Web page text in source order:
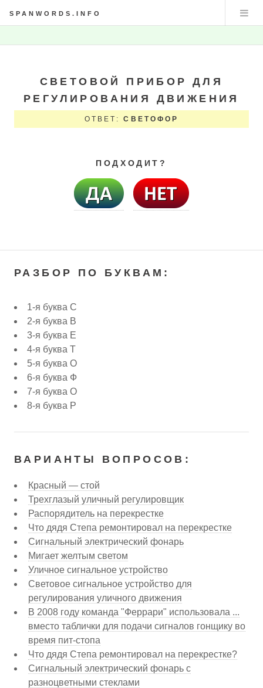
SPANWORDS.INFO
СВЕТОВОЙ ПРИБОР ДЛЯ
РЕГУЛИРОВАНИЯ ДВИЖЕНИЯ
ОТВЕТ:СВЕТОФОР
ПОДХОДИТ?
РАЗБОР ПО БУКВАМ:
1-я буква С
2-я буква В
3-я буква Е
4-я буква Т
5-я буква О
6-я буква Ф
7-я буква О
8-я буква Р
ВАРИАНТЫ ВОПРОСОВ:
Красный — стой
Трехглазый уличный регулировщик
Распорядитель на перекрестке
Что дядя Степа ремонтировал на перекрестке
Сигнальный электрический фонарь
Мигает желтым светом
Уличное сигнальное устройство
Световое сигнальное устройство для
регулирования уличного движения
В 2008 году команда "Феррари" использовала ...
вместо таблички для подачи сигналов гонщику во
время пит-стопа
Что дядя Степа ремонтировал на перекрестке?
Сигнальный электрический фонарь с
разноцветными стеклами